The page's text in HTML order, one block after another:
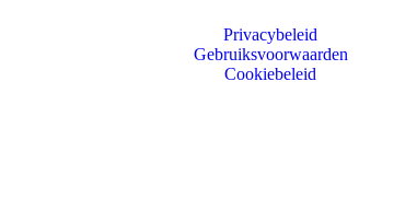
Privacybeleid
Gebruiksvoorwaarden
Cookiebeleid